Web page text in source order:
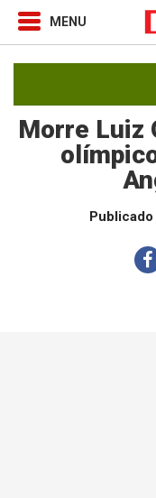
Morre Luiz